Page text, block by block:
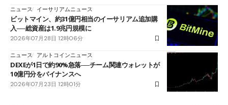
ニュース
イーサリアムニュース
ビットマイン、約31億円相当のイーサリアム追加購
入──総資産は1.9兆円規模に
2026年07月28日 12時06分
ニュース アルトコインニュース
DEXEが1日で約90%急落──チーム関連ウォレットが
10億円分をバイナンスへ
2026年07月23日 12時01分